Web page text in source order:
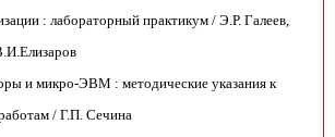
: лабораторный практикум / Э.Р. Галеев,
и микро-ЭВМ : методические указания к
/ Г.П. Сечина